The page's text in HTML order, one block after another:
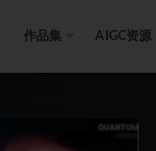
作品集 AIGC资源